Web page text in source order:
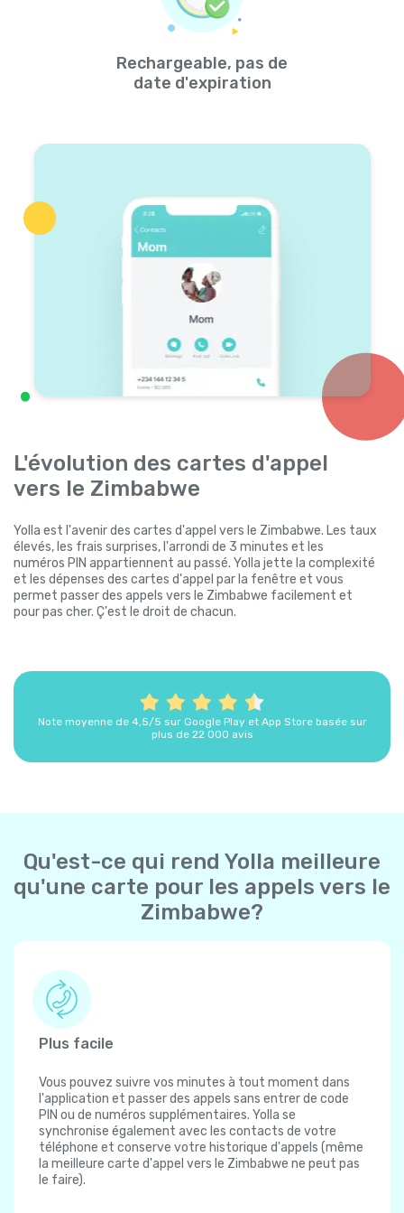
Rechargeable, pas de
date d'expiration
L'évolution des cartes d'appel
vers le Zimbabwe
Yolla est l'avenir des cartes d'appel vers le Zimbabwe. Les taux
élevés, les frais surprises, l'arrondi de 3 minutes et les
numéros PIN appartiennent au passé. Yolla jette la complexité
et les dépenses des cartes d'appel par la fenêtre et vous
permet passer des appels vers le Zimbabwe facilement et
pour pas cher. Ç'est le droit de chacun.
Note moyenne de 4,5/5 sur Google Play et App Store basée sur
plus de 22 000 avis
Qu'est-ce qui rend Yolla meilleure
qu'une carte pour les appels vers le
Zimbabwe?
Plus facile
Vous pouvez suivre vos minutes à tout moment dans
l'application et passer des appels sans entrer de code
PIN ou de numéros supplémentaires. Yolla se
synchronise également avec les contacts de votre
téléphone et conserve votre historique d'appels (même
la meilleure carte d'appel vers le Zimbabwe ne peut pas
le faire).